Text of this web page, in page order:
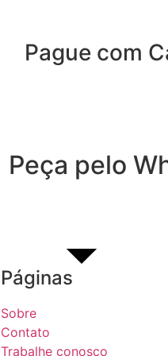
Pague com
Peça pelo
Páginas
Sobre
Contato
Trabalhe conosco